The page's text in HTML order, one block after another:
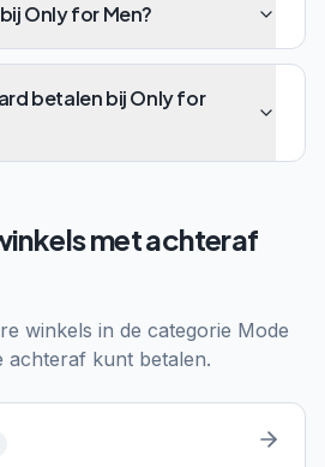
Only for Men?
betalen bij Only for
met achteraf
winkels in de categorie Mode
achteraf kunt betalen.